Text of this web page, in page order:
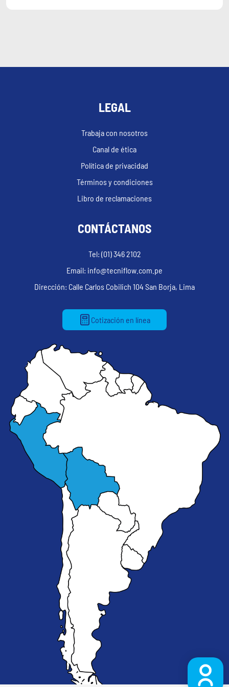
LEGAL
Trabaja con nosotros
Canal de ética
Política de privacidad
Términos y condiciones
Libro de reclamaciones
CONTÁCTANOS
Tel: (01) 346 2102
Email: info@tecniflow.com.pe
Dirección: Calle Carlos Cobilich 104 San Borja, Lima
Cotización en línea